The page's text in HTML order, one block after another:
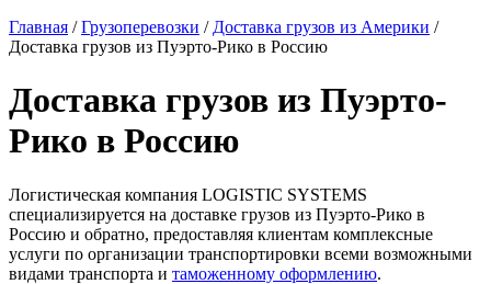
Главная /Грузоперевозки / Доставка грузов из Америки /
Доставка грузов из Пуэрто-Рико в Россию
Доставка грузов из Пуэрто-
Рико в Россию
Логистическая компания LOGISTIC SYSTEMS
специализируется на доставке грузов из Пуэрто-Рико в
Россию и обратно, предоставляя клиентам комплексные
услуги по организации транспортировки всеми возможными
видами транспорта и таможенному оформлению.